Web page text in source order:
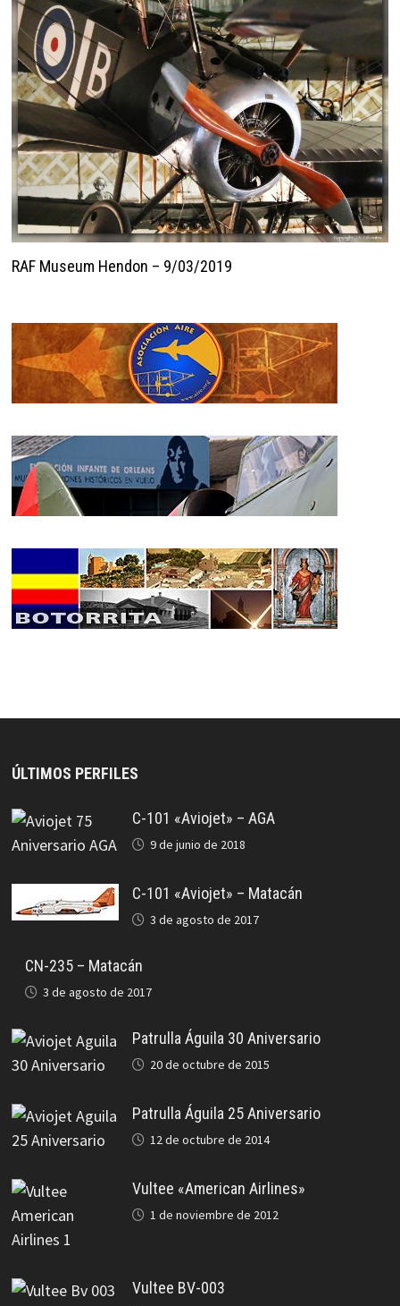
RAF Museum Hendon – 9/03/2019
ÚLTIMOS PERFILES
C-101 «Aviojet» – AGA
9 de junio de 2018
C-101 «Aviojet» – Matacán
3 de agosto de 2017
CN-235 – Matacán
3 de agosto de 2017
Patrulla Águila 30 Aniversario
20 de octubre de 2015
Patrulla Águila 25 Aniversario
12 de octubre de 2014
Vultee «American Airlines»
1 de noviembre de 2012
Vultee BV-003